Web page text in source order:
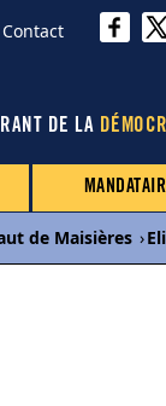
Contact
DE LA
de Maisières ›